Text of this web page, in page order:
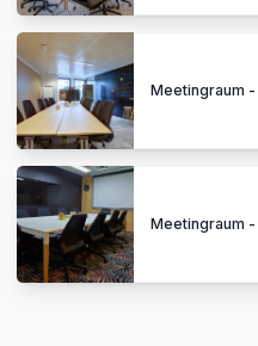
Meetingraum
Meetingraum